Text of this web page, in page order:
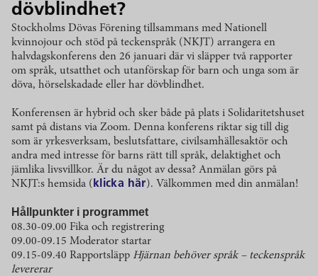
dövblindhet?
Stockholms Dövas Förening tillsammans med Nationell
kvinnojour och stöd på teckenspråk (NKJT) arrangera en
halvdagskonferens den 26 januari där vi släpper två rapporter
om språk, utsatthet och utanförskap för barn och unga som är
döva, hörselskadade eller har dövblindhet.
Konferensen är hybrid och sker både på plats i Solidaritetshuset
samt på distans via Zoom. Denna konferens riktar sig till dig
som är yrkesverksam, beslutsfattare, civilsamhällesaktör och
andra med intresse för barns rätt till språk, delaktighet och
jämlika livsvillkor. Är du något av dessa? Anmälan görs på
NKJT:s hemsida ( klicka här). Välkommen med din anmälan!
Hållpunkter i programmet
08.30-09.00 Fika och registrering
09.00-09.15 Moderator startar
09.15-09.40 Rapportsläpp Hjärnan behöver språk – teckenspråk
levererar